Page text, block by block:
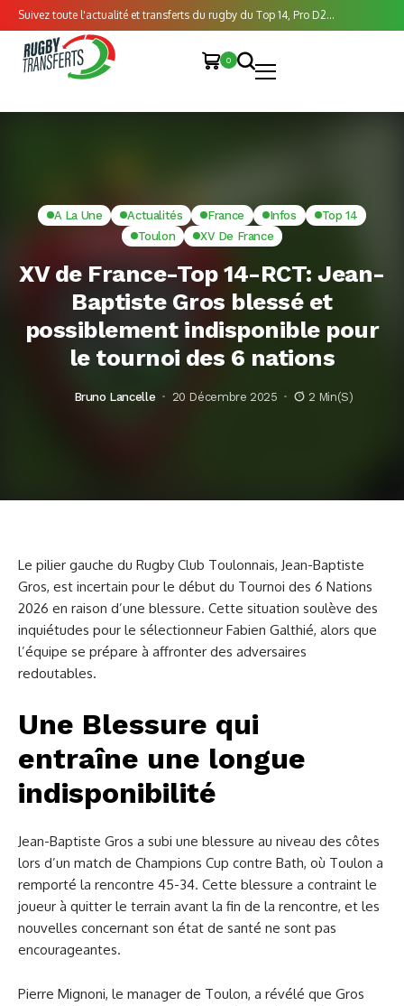
Suivez toute l'actualité et transferts du rugby du Top 14, Pro D2...
0
A La Une Actualités France Infos
Top 14
Toulon
XV De France
XV de France-Top 14-RCT: Jean-
Baptiste Gros blessé et
possiblement indisponible pour
le tournoi des 6 nations
Bruno Lancelle 20 Décembre 2025 2 Min(s)
Le pilier gauche du Rugby Club Toulonnais, Jean-Baptiste
Gros, est incertain pour le début du Tournoi des 6 Nations
2026 en raison d’une blessure. Cette situation soulève des
inquiétudes pour le sélectionneur Fabien Galthié, alors que
l’équipe se prépare à affronter des adversaires
redoutables.
Une Blessure qui
entraîne une longue
indisponibilité
Jean-Baptiste Gros a subi une blessure au niveau des côtes
lors d’un match de Champions Cup contre Bath, où Toulon a
remporté la rencontre 45-34. Cette blessure a contraint le
joueur à quitter le terrain avant la fin de la rencontre, et les
nouvelles concernant son état de santé ne sont pas
encourageantes.
Pierre Mignoni, le manager de Toulon, a révélé que Gros